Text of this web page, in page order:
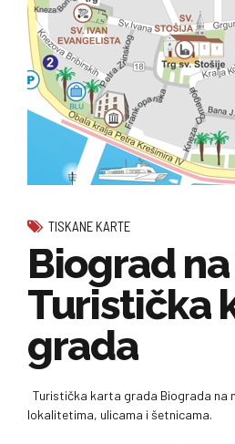
TISKANE KARTE
Biograd
Turistička
grada
Turistička karta grada Biograda na
lokalitetima, ulicama i šetnicama.